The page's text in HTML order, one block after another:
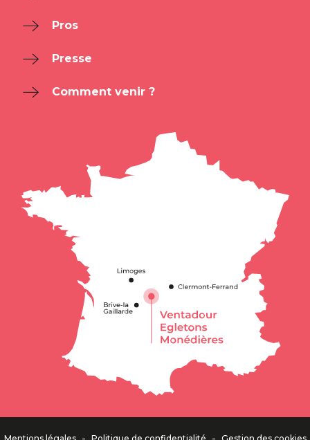
Description
Pros
Presse
Comment venir ?